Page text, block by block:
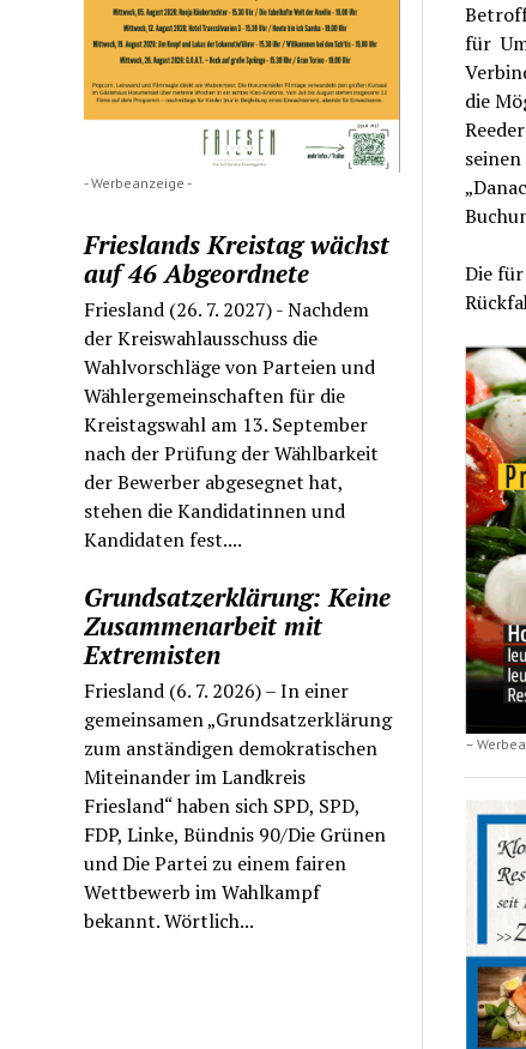
- Werbeanzeige -
Frieslands Kreistag wächst
auf 46 Abgeordnete
Friesland (26. 7. 2027) - Nachdem
der Kreiswahlausschuss die
Wahlvorschläge von Parteien und
Wählergemeinschaften für die
Kreistagswahl am 13. September
nach der Prüfung der Wählbarkeit
der Bewerber abgesegnet hat,
stehen die Kandidatinnen und
Kandidaten fest....
Grundsatzerklärung: Keine
Zusammenarbeit mit
Extremisten
Friesland (6. 7. 2026) – In einer
gemeinsamen „Grundsatzerklärung
zum anständigen demokratischen
Miteinander im Landkreis
Friesland“ haben sich SPD, SPD,
FDP, Linke, Bündnis 90/Die Grünen
und Die Partei zu einem fairen
Wettbewerb im Wahlkampf
bekannt. Wörtlich...
für
die
Die
–